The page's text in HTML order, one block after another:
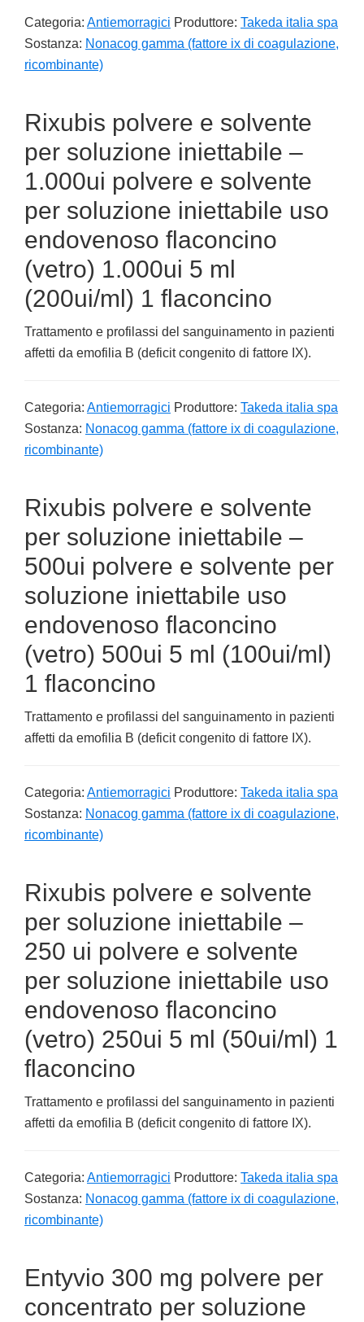
Categoria: Antiemorragici Produttore: Takeda italia spa
Sostanza: Nonacog gamma (fattore ix di coagulazione,
ricombinante)
Rixubis polvere e solvente
per soluzione iniettabile –
1.000ui polvere e solvente
per soluzione iniettabile uso
endovenoso flaconcino
(vetro) 1.000ui 5 ml
(200ui/ml) 1 flaconcino
Trattamento e profilassi del sanguinamento in pazienti
affetti da emofilia B (deficit congenito di fattore IX).
Categoria: Antiemorragici Produttore: Takeda italia spa
Sostanza: Nonacog gamma (fattore ix di coagulazione,
ricombinante)
Rixubis polvere e solvente
per soluzione iniettabile –
500ui polvere e solvente per
soluzione iniettabile uso
endovenoso flaconcino
(vetro) 500ui 5 ml (100ui/ml)
1 flaconcino
Trattamento e profilassi del sanguinamento in pazienti
affetti da emofilia B (deficit congenito di fattore IX).
Categoria: Antiemorragici Produttore: Takeda italia spa
Sostanza: Nonacog gamma (fattore ix di coagulazione,
ricombinante)
Rixubis polvere e solvente
per soluzione iniettabile –
250 ui polvere e solvente
per soluzione iniettabile uso
endovenoso flaconcino
(vetro) 250ui 5 ml (50ui/ml) 1
flaconcino
Trattamento e profilassi del sanguinamento in pazienti
affetti da emofilia B (deficit congenito di fattore IX).
Categoria: Antiemorragici Produttore: Takeda italia spa
Sostanza: Nonacog gamma (fattore ix di coagulazione,
ricombinante)
Entyvio 300 mg polvere per
concentrato per soluzione